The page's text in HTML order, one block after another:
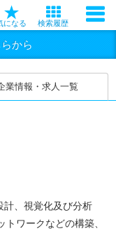
になる 検索履歴
から
業情報・求人一覧
計、視覚化及び分析
トワークなどの構築、